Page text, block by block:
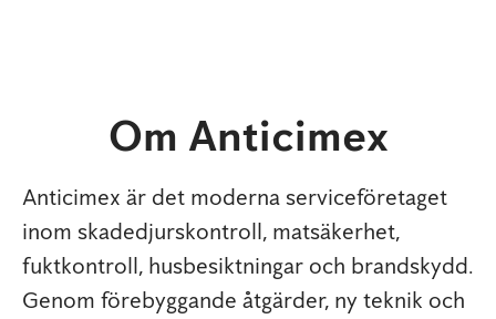
Om Anticimex
Anticimex är det moderna serviceföretaget
inom skadedjurskontroll, matsäkerhet,
fuktkontroll, husbesiktningar och brandskydd.
Genom förebyggande åtgärder, ny teknik och